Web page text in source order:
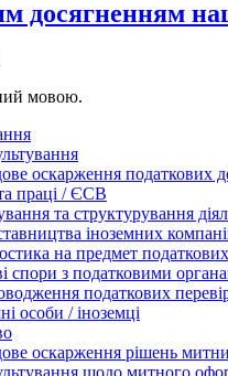
досягненням
мовою.
оскарження податкових
праці / ЄСВ
та структурування
іноземних
на предмет
спори з податковими
податкових
особи / іноземці
оскарження рішень